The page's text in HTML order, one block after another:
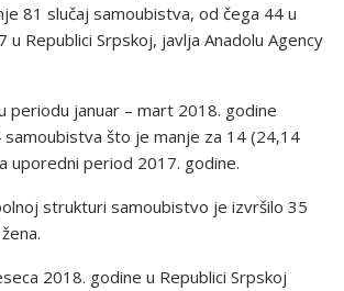
81 slučaj samoubistva, od čega 44 u
u Republici Srpskoj, javlja Anadolu Agency
periodu januar – mart 2018. godine
što je manje za 14 (24,14
uporedni period 2017. godine.
strukturi samoubistvo je izvršilo 35
2018. godine u Republici Srpskoj